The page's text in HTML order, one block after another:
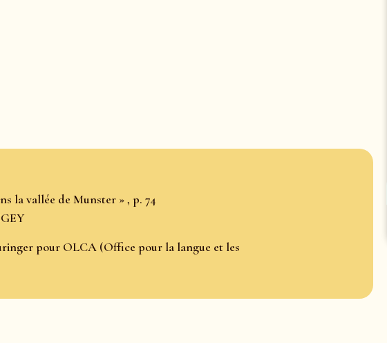
la vallée de Munster » , p. 74
pour OLCA (Office pour la langue et les